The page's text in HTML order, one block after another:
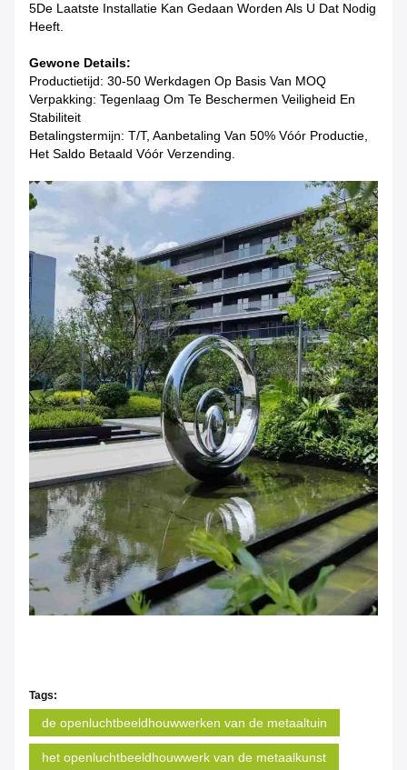
5De Laatste Installatie Kan Gedaan Worden Als U Dat Nodig
Heeft.
Gewone Details:
Productietijd: 30-50 Werkdagen Op Basis Van MOQ
Verpakking: Tegenlaag Om Te Beschermen Veiligheid En
Stabiliteit
Betalingstermijn: T/T, Aanbetaling Van 50% Vóór Productie,
Het Saldo Betaald Vóór Verzending.
Tags:
de openluchtbeeldhouwwerken van de metaaltuin
het openluchtbeeldhouwwerk van de metaalkunst